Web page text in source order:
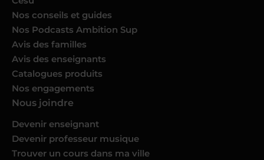
Nos conseils et guides
Nos Podcasts Ambition Sup
Avis des familles
Avis des enseignants
Catalogues produits
Nos engagements
Nous joindre
Devenir enseignant
Devenir professeur musique
Trouver un cours dans ma ville